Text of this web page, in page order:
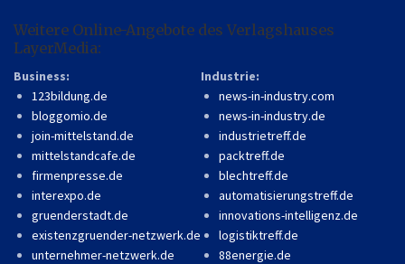
Weitere Online-Angebote des Verlagshauses
LayerMedia:
Business:
123bildung.de
bloggomio.de
join-mittelstand.de
mittelstandcafe.de
firmenpresse.de
interexpo.de
gruenderstadt.de
existenzgruender-netzwerk.de
unternehmer-netzwerk.de
Industrie:
news-in-industry.com
news-in-industry.de
industrietreff.de
packtreff.de
blechtreff.de
automatisierungstreff.de
innovations-intelligenz.de
logistiktreff.de
88energie.de